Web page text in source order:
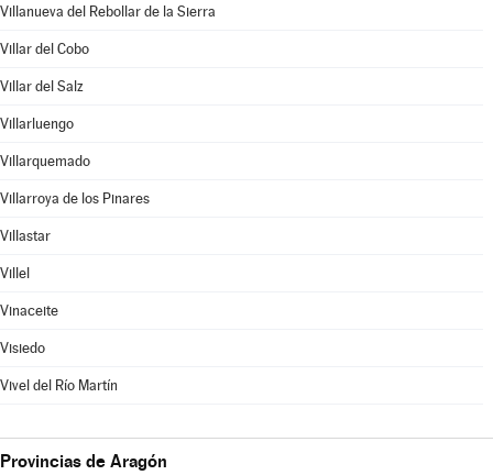
Villanueva del Rebollar de la Sierra
Villar del Cobo
Villar del Salz
Villarluengo
Villarquemado
Villarroya de los Pinares
Villastar
Villel
Vinaceite
Visiedo
Vivel del Río Martín
Provincias de Aragón